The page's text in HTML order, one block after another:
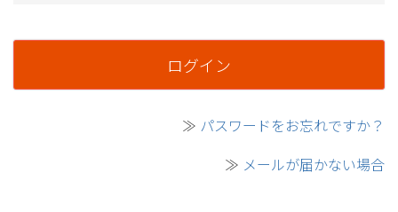
ログイン
≫ パスワードをお忘れですか？
≫ メールが届かない場合